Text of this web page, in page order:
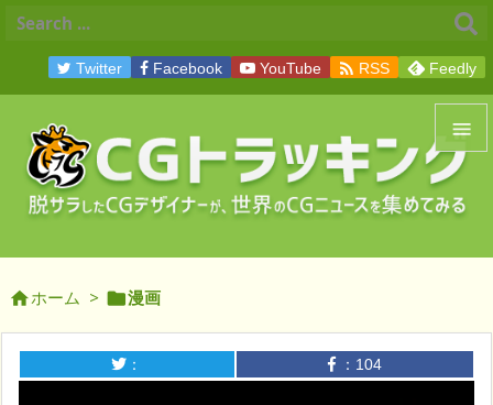


メニュ
前へ
Twitter Facebook YouTube  RSS Feedly
ホーム > 漫画
： ： 104